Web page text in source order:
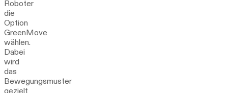
Roboter
die
Option
GreenMove
wählen.
Dabei
wird
das
Bewegungsmuster
gezielt